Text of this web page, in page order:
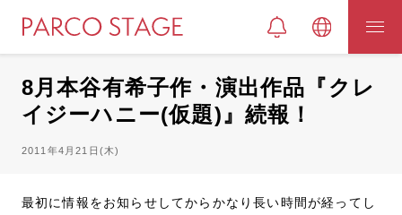
8月本谷有希子作・演出作品『クレ
イジーハニー(仮題)』続報！
2011年4月21日(木)
最初に情報をお知らせしてからかなり長い時間が経ってし